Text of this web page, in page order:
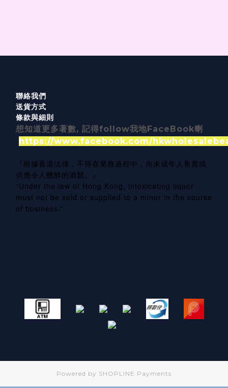
聯絡我們
送貨方式
條款與細則
想知道更多著數, 記得follow我地FaceBook喇
https://www.facebook.com/
『根據香港法律，不得在業務過程中，向未成年人售賣或
供應令人醺醉的酒類。』
“Under the law of Hong Kong, intoxicating liquor
must not be sold or supplied to a minor in the course
of business.”
Powered by SHOPLINE Payments